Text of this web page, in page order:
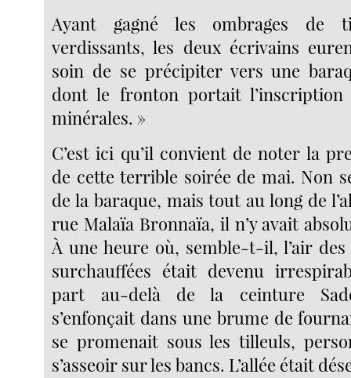
Ayant gagné les ombrages de
verdissants, les deux écrivains
soin de se précipiter vers une
dont le fronton portait
minérales. »
C’est ici qu’il convient de noter la
de cette terrible soirée de mai. Non
de la baraque, mais tout au long de
rue Malaïa Bronnaïa, il n’y avait
À une heure où, semble-t-il, l’air
surchauffées était devenu
part au-delà de la ceinture
s’enfonçait dans une brume de
se promenait sous les tilleuls,
s’asseoir sur les bancs. L’allée était